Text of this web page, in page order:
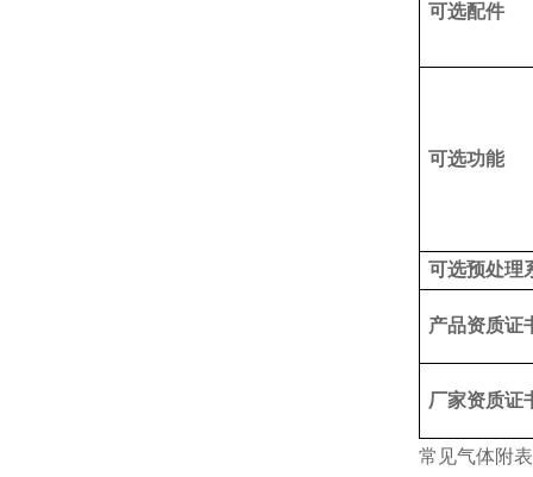
可选配件
可选功能
可选预处理
产品资质证
厂家资质证
常见气体附